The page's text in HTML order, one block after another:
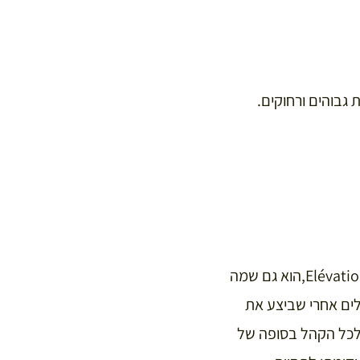
ורחוקים.
שם השיר, “התעלות”, עליית הרוח, מכיל גם רמז לטקס המיסה הנוצרי. שם השיר במקור,Elévation,הוא גם שמה
אחרי שביצע את
לכל הקהל בסופה של